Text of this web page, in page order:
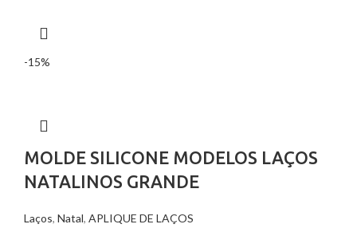
-15%
MOLDE SILICONE MODELOS LAÇOS
NATALINOS GRANDE
Laços, Natal, APLIQUE DE LAÇOS